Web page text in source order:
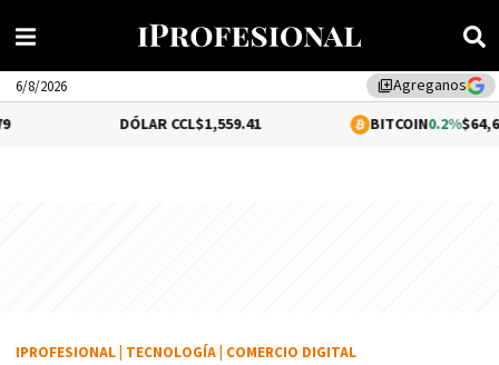
library_addAgreganos
6/8/2026
$1,559.41 0.2%$64,673.93
IPROFESIONAL TECNOLOGÍA COMERCIO DIGITAL